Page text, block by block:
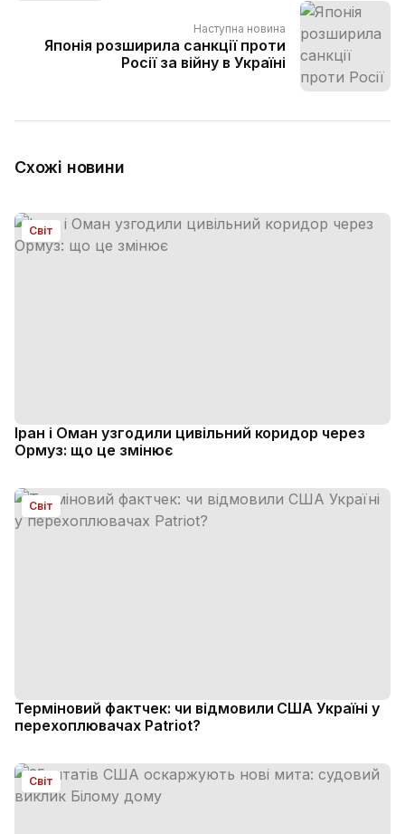
Наступна новина
Японія розширила санкції проти
Росії за війну в Україні
Схожі новини
Світ
Іран і Оман узгодили цивільний коридор через
Ормуз: що це змінює
Світ
Терміновий фактчек: чи відмовили США Україні у
перехоплювачах Patriot?
Світ